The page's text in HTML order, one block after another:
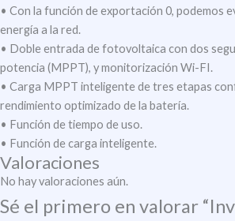
• Con la función de exportación 0, podemos
energía a la red.
• Doble entrada de fotovoltaica con dos
potencia (MPPT), y monitorización Wi-FI.
• Carga MPPT inteligente de tres etapas
rendimiento optimizado de la batería.
• Función de tiempo de uso.
• Función de carga inteligente.
Valoraciones
No hay valoraciones aún.
Sé el primero en valorar